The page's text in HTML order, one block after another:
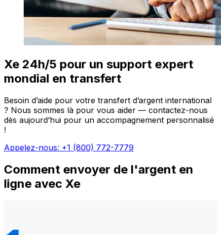
Xe 24h/5 pour un support expert
mondial en transfert
Besoin d’aide pour votre transfert d’argent international
? Nous sommes là pour vous aider — contactez-nous
dès aujourd’hui pour un accompagnement personnalisé
!
Appelez-nous: +1 (800) 772-7779
Comment envoyer de l'argent en
ligne avec Xe